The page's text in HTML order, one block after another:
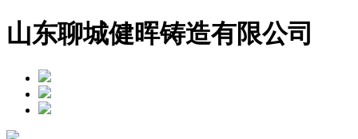
山东聊城健晖铸造有限公司